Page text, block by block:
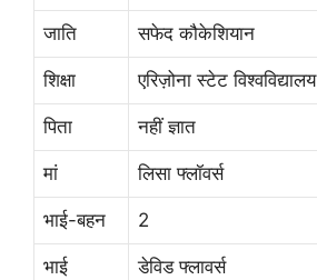
जाति सफेद कौकेशियान
शिक्षा एरिज़ोना स्टेट विश्वविद्यालय
पिता नहीं ज्ञात
मां लिसा फ्लॉवर्स
भाई-बहन 2
भाई डेविड फ्लावर्स